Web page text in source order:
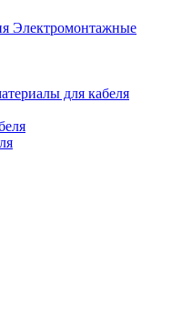
Электромонтажные
для кабеля